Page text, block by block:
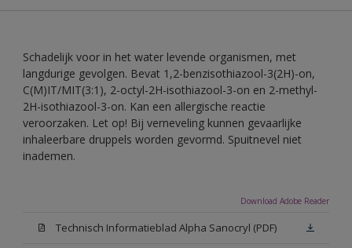
Schadelijk voor in het water levende organismen, met
langdurige gevolgen. Bevat 1,2-benzisothiazool-3(2H)-on,
C(M)IT/MIT(3:1), 2-octyl-2H-isothiazool-3-on en 2-methyl-
2H-isothiazool-3-on. Kan een allergische reactie
veroorzaken. Let op! Bij verneveling kunnen gevaarlijke
inhaleerbare druppels worden gevormd. Spuitnevel niet
inademen.
Download Adobe Reader
Technisch Informatieblad Alpha Sanocryl (PDF)